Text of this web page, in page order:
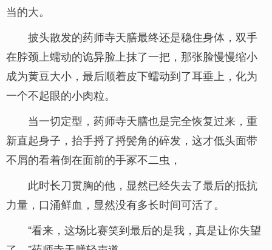
当的大。
披头散发的药师寺天膳最终还是稳住身体，双手
在脖颈上蠕动的诡异脸上抹了一把，那张脸慢慢缩小
成为黄豆大小，最后顺着皮下蠕动到了耳垂上，化为
一个不起眼的小肉粒。
当一切定型，药师寺天膳也是完全恢复过来，重
新直起身子，抬手捋了捋鬓角的碎发，这才低头面带
不屑的看着倒在面前的手冢不二虫，
此时长刀贯胸的他，显然已经失去了最后的抵抗
力量，口涌鲜血，显然没有多长时间可活了。
“看来，这场比赛笑到最后的是我，真是让你失望